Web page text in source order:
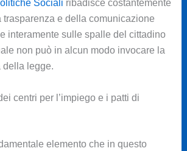
Sociali ribadisce costantemente
trasparenza e della comunicazione
interamente sulle spalle del cittadino
non può in alcun modo invocare la
della legge.
centri per l’impiego e i patti di
elemento che in questo